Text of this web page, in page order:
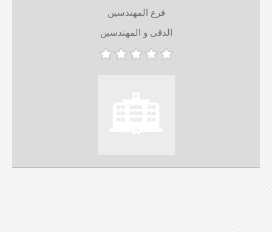
فرع المهندسين
الدقى و المهندسين